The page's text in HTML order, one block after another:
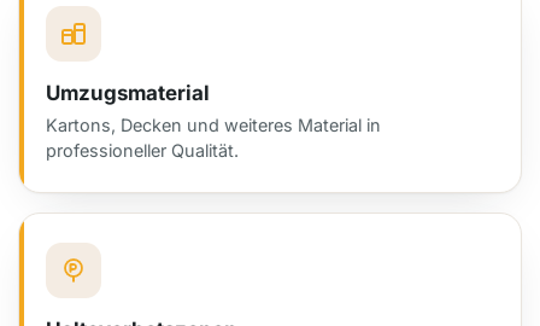
Umzugsmaterial
Kartons, Decken und weiteres Material in
professioneller Qualität.